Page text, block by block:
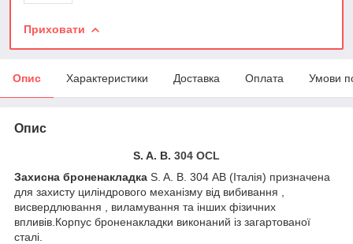
Приховати
Опис Характеристики Доставка Оплата Умови
Опис
S. A. B. 304 OCL
Захисна броненакладка S. A. B. 304 АВ (Італія) призначена
для захисту циліндрового механізму від вибивання ,
висвердлювання , виламування та інших фізичних
впливів.Корпус броненакладки виконаний із загартованої
сталі.